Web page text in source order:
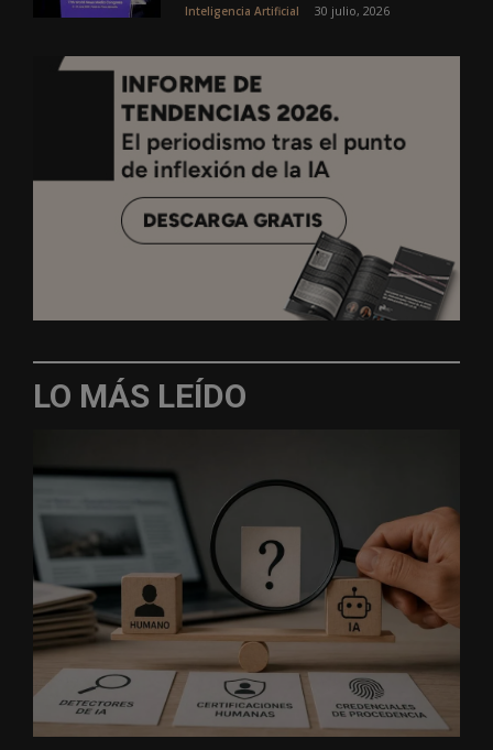
Inteligencia Artificial 30 julio, 2026
LO MÁS LEÍDO